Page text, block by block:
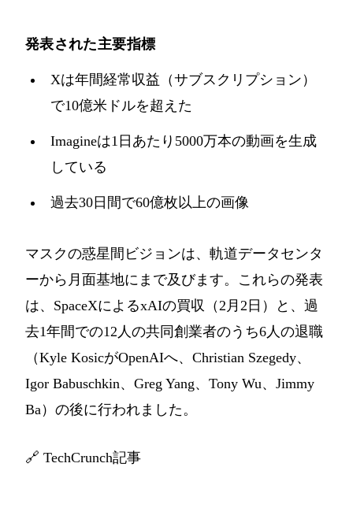
発表された主要指標
Xは年間経常収益（サブスクリプション）
で10億米ドルを超えた
Imagineは1日あたり5000万本の動画を生成
している
過去30日間で60億枚以上の画像
マスクの惑星間ビジョンは、軌道データセンタ
ーから月面基地にまで及びます。これらの発表
は、SpaceXによるxAIの買収（2月2日）と、過
去1年間での12人の共同創業者のうち6人の退職
（Kyle KosicがOpenAIへ、Christian Szegedy、
Igor Babuschkin、Greg Yang、Tony Wu、Jimmy
Ba）の後に行われました。
🔗 TechCrunch記事